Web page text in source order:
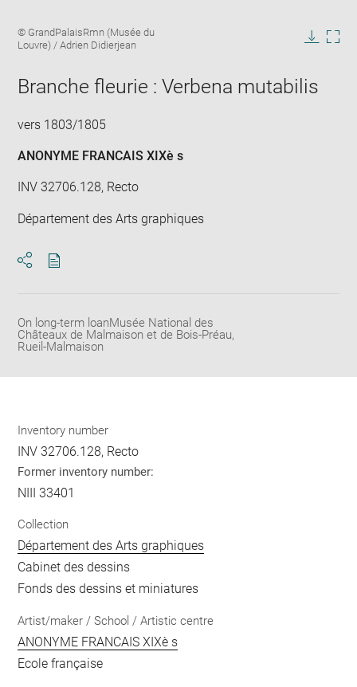
window
Image
caption:
© GrandPalaisRmn (Musée du
Louvre) / Adrien Didierjean
Branche fleurie : Verbena mutabilis
vers 1803/1805
ANONYME FRANCAIS XIXè s
INV 32706.128, Recto
Département des Arts graphiques
On long-term loanMusée National des
Châteaux de Malmaison et de Bois-Préau,
Rueil-Malmaison
Inventory number
INV 32706.128, Recto
Former inventory number:
NIII 33401
Collection
Département des Arts graphiques
Cabinet des dessins
Fonds des dessins et miniatures
Artist/maker / School / Artistic centre
ANONYME FRANCAIS XIXè s
Ecole française